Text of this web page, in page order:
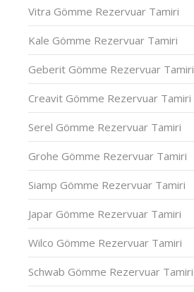
Vitra Gömme Rezervuar Tamiri
Kale Gömme Rezervuar Tamiri
Geberit Gömme Rezervuar Tamiri
Creavit Gömme Rezervuar Tamiri
Serel Gömme Rezervuar Tamiri
Grohe Gömme Rezervuar Tamiri
Siamp Gömme Rezervuar Tamiri
Japar Gömme Rezervuar Tamiri
Wilco Gömme Rezervuar Tamiri
Schwab Gömme Rezervuar Tamiri